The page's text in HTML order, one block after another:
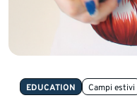
EDUCATION Campi estivi